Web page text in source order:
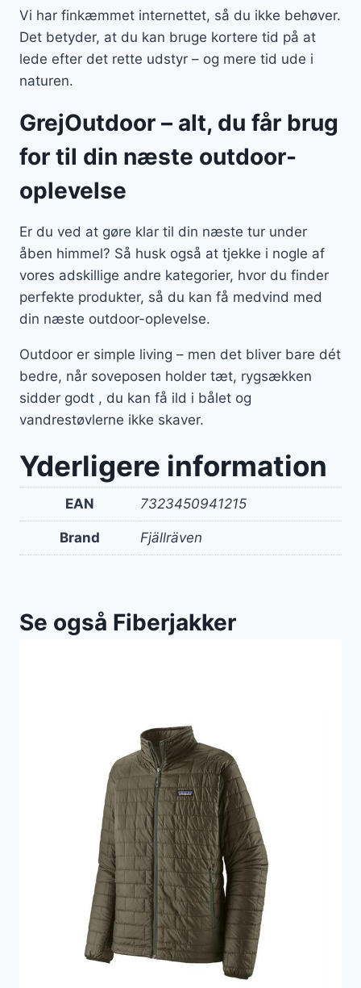
Vi har finkæmmet internettet, så du ikke behøver.
Det betyder, at du kan bruge kortere tid på at
lede efter det rette udstyr – og mere tid ude i
naturen.
GrejOutdoor – alt, du får brug
for til din næste outdoor-
oplevelse
Er du ved at gøre klar til din næste tur under
åben himmel? Så husk også at tjekke i nogle af
vores adskillige andre kategorier, hvor du finder
perfekte produkter, så du kan få medvind med
din næste outdoor-oplevelse.
Outdoor er simple living – men det bliver bare dét
bedre, når soveposen holder tæt, rygsækken
sidder godt , du kan få ild i bålet og
vandrestøvlerne ikke skaver.
Yderligere information
EAN 7323450941215
Brand Fjällräven
Se også Fiberjakker